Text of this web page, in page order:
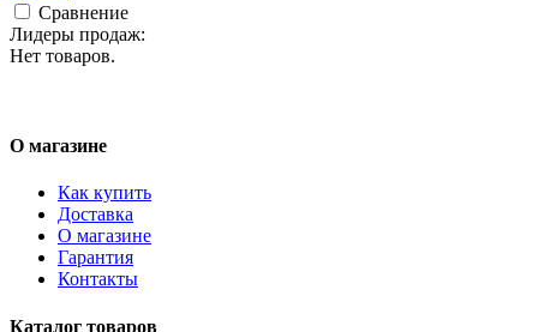
Сравнение
Лидеры продаж:
Нет товаров.
О магазине
Как купить
Доставка
О магазине
Гарантия
Контакты
Каталог товаров